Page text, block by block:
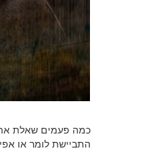
כמה פעמים שאלת את
התביישת לומר או